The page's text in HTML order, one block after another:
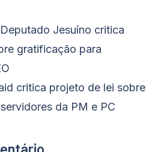
Jesuíno critica
gratificação para
critica projeto de lei sobre
da PM e PC